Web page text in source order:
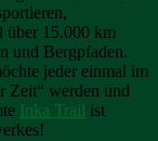
über 15.000 km
und Bergpfaden.
jeder einmal im
Zeit“ werden und
Inka Trail ist